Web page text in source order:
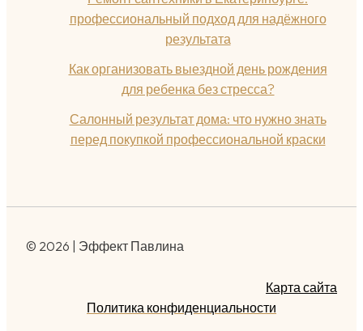
профессиональный подход для надёжного
результата
Как организовать выездной день рождения
для ребенка без стресса?
Салонный результат дома: что нужно знать
перед покупкой профессиональной краски
© 2026 | Эффект Павлина
Карта сайта
Политика конфиденциальности